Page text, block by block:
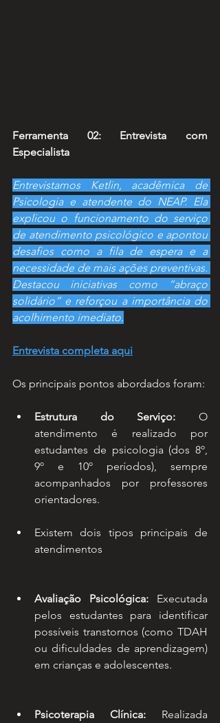
Ferramenta 02: Entrevista com
Especialista
Entrevistamos Ketlin, acadêmica de
Psicologia e atendente do NEAP. Ela
explicou o funcionamento do serviço
de atendimento psicológico e apontou
desafios como a fila de espera e a
necessidade de mais ações preventivas.
Destacou iniciativas como “abraço
solidário” e reforçou a importância do
acolhimento imediato.
Entrevista completa aqui
Os principais pontos abordados foram:
Estrutura do Serviço: O
atendimento é realizado por
estudantes de psicologia (dos 8º,
9º e 10º períodos), sempre
acompanhados por professores
orientadores.
Existem dois tipos principais de
atendimentos
Avaliação Psicológica: Executada
pelos estudantes para identificar
possíveis transtornos (como TDAH
ou dificuldades de aprendizagem)
em crianças e adolescentes.
Psicoterapia Clínica: Realizada